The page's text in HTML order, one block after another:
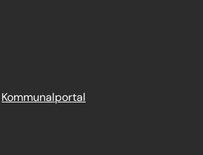
Kommunalportal